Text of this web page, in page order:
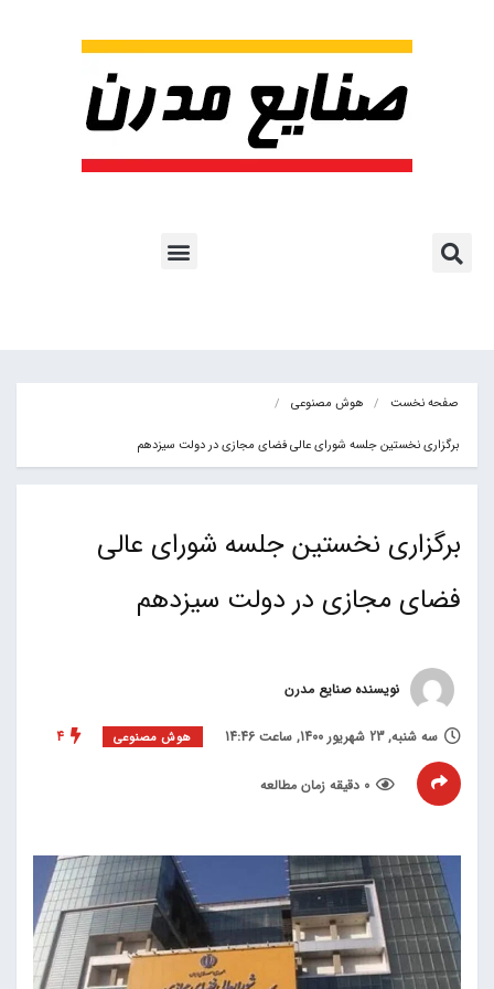
صفحه نخست هوش مصنوعی
برگزاری نخستین جلسه شورای عالی فضای مجازی در دولت سیزدهم
برگزاری نخستین جلسه شورای عالی
فضای مجازی در دولت سیزدهم
نویسنده صنایع مدرن
سه شنبه, 23 شهریور 1400, ساعت 14:46 هوش مصنوعی 4
0 دقیقه زمان مطالعه